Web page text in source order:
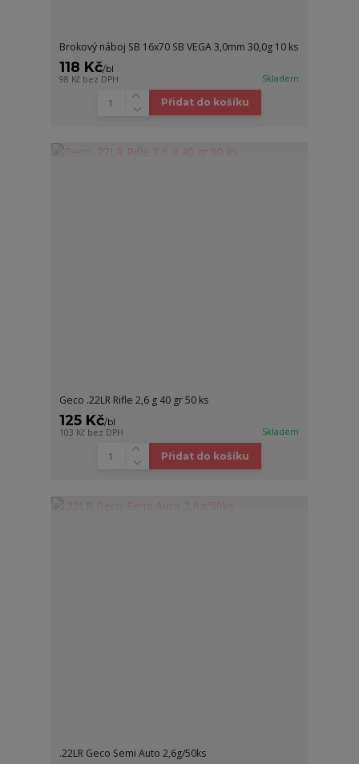
Brokový náboj SB 16x70 SB VEGA 3,0mm 30,0g 10 ks
118 Kč/bl
98 Kč bez DPH Skladem
Přidat do košíku
Geco .22LR Rifle 2,6 g 40 gr 50 ks
125 Kč/bl
103 Kč bez DPH Skladem
Přidat do košíku
.22LR Geco Semi Auto 2,6g/50ks